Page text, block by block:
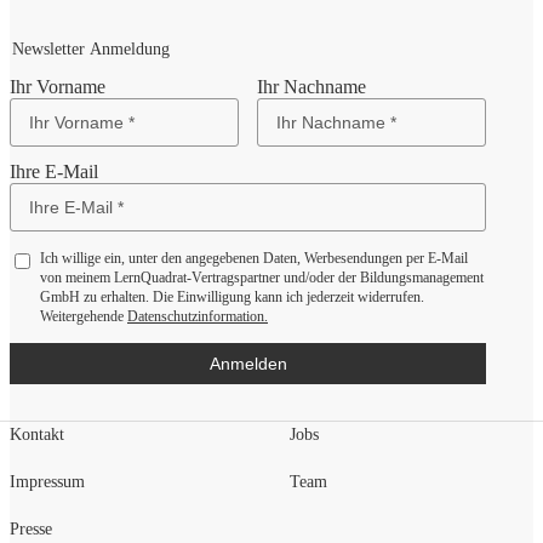
Newsletter Anmeldung
Ihr Vorname Ihr Nachname
Ihre E-Mail
Ich willige ein, unter den angegebenen Daten, Werbesendungen per E-Mail
von meinem LernQuadrat-Vertragspartner und/oder der Bildungsmanagement
GmbH zu erhalten. Die Einwilligung kann ich jederzeit widerrufen.
Weitergehende Datenschutzinformation.
Anmelden
Kontakt
Impressum
Presse
Jobs
Team